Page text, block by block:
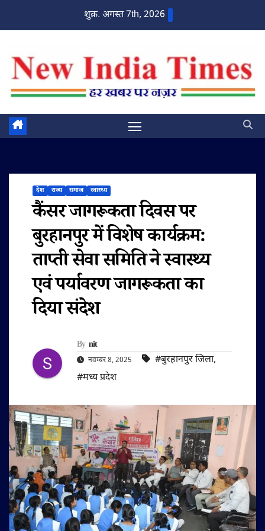
शुक्र. अगस्त 7th, 2026
देश राज्य समाज स्वास्थ्य
कैंसर जागरूकता दिवस पर
बुरहानपुर में विशेष कार्यक्रम:
ताप्ती सेवा समिति ने स्वास्थ्य
एवं पर्यावरण जागरूकता का
दिया संदेश
By nit
नवम्बर 8, 2025 #बुरहानपुर जिला,
#मध्य प्रदेश